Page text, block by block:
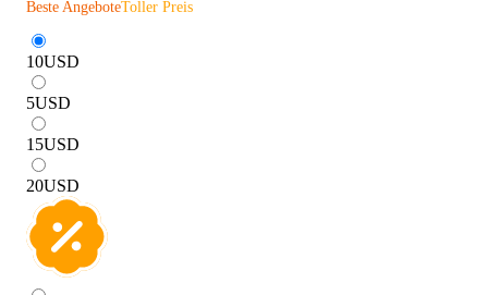
Beste AngeboteToller Preis
10USD
5USD
15USD
20USD